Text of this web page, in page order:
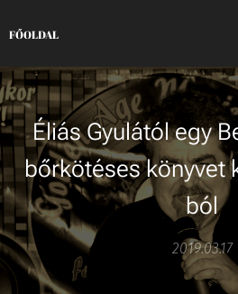
FŐOLDAL
Éliás Gyulától egy
bőrkötéses könyvet
ból
2019.03.17